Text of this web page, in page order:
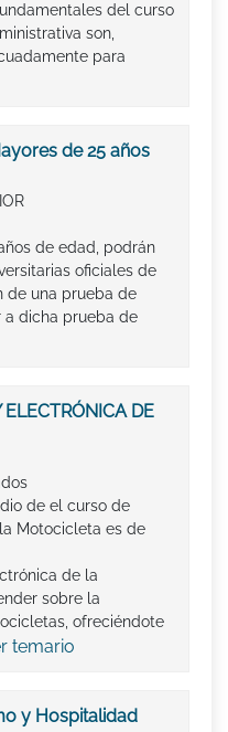
del curso
son,
para
de 25 años
de edad, podrán
oficiales de
de una prueba de
a dicha prueba de
DE
de el curso de
Motocicleta es de
de la
sobre la
ofreciéndote
temario
y Hospitalidad